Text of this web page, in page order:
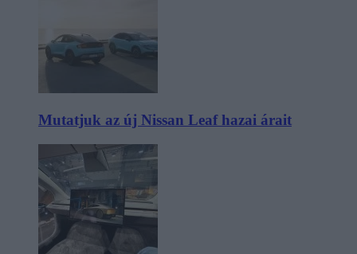
Mutatjuk az új Nissan Leaf hazai árait